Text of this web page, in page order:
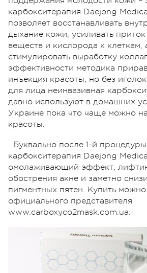
карбокситерапия Daejong
позволяет восстанавливать
дыхание кожи, усиливать приток
веществ и кислорода к клеткам,
стимулировать выработку
эффективности методика
инъекция красоты, но без
для лица неинвазивная
давно используют в домашних
Украине пока что чаще можно
красоты.
Буквально после 1-й
карбокситерапия Daejong
омолаживающий эффект,
обострения акне и заметно
пигментных пятен. Купить
официального представителя
www.carboxyco2mask.com.ua.